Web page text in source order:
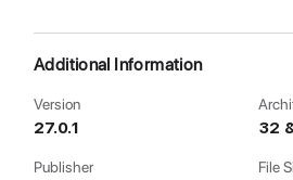
Additional Information
Version
27.0.1 32
Publisher File